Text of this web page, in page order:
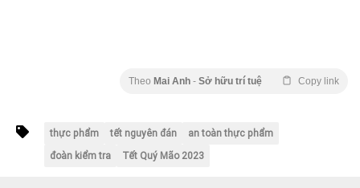
Theo Mai Anh - Sở hữu trí tuệ Copy link
thực phẩm tết nguyên đán
an toàn thực phẩm
đoàn kiểm tra
Tết Quý Mão 2023